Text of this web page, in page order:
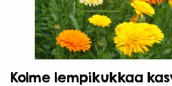
Kolme lempikukkaa